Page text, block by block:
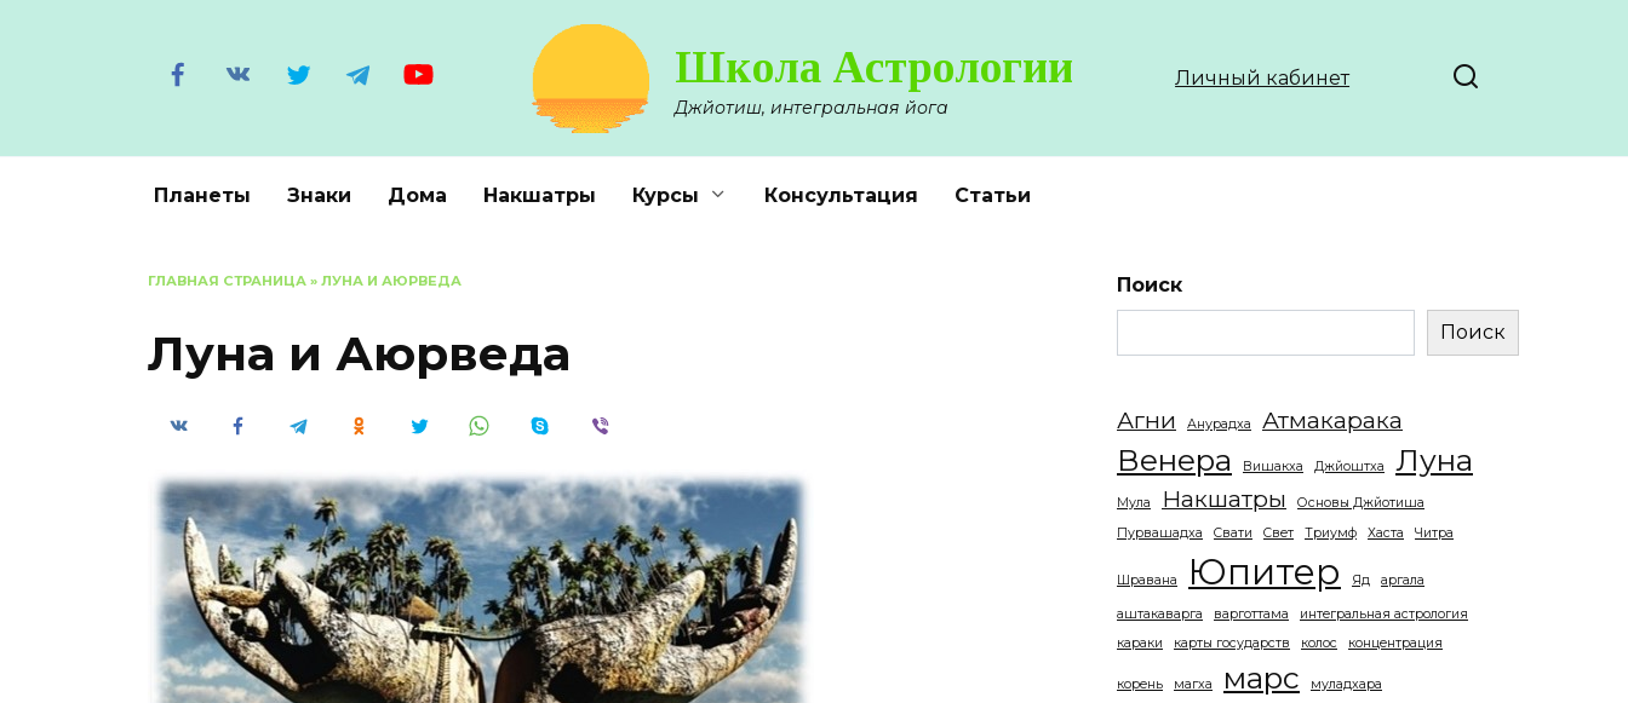
Школа Астрологии
Джйотиш, интегральная йога
Личный кабинет
Планеты Знаки Дома Накшатры Курсы Консультация Статьи
ГЛАВНАЯ СТРАНИЦА » ЛУНА И АЮРВЕДА
Луна и Аюрведа
Поиск
Поиск
Агни Анурадха Атмакарака
Венера Вишакха Джйоштха Луна
Мула Накшатры
Основы Джйотиша
Пурвашадха
Свати Свет Триумф Хаста Читра
Шравана Юпитер Яд аргала
аштакаварга варготтама
интегральная астрология
караки
карты государств колос концентрация
корень магха марс муладхара